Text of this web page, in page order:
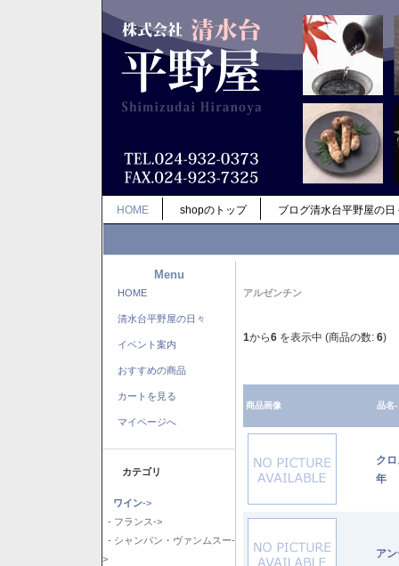
HOME shopのトップ ブログ清水台平野屋の日
Menu
HOME
清水台平野屋の日々
イベント案内
おすすめの商品
カートを見る
マイページへ
カテゴリ
ワイン->
- フランス->
- シャンパン・ヴァンムスー-
>
アルゼンチン
1から6 を表示中 (商品の数: 6)
商品画像 品名-
ク
年
ア